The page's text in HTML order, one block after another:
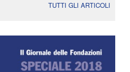
TUTTI GLI ARTICOLI